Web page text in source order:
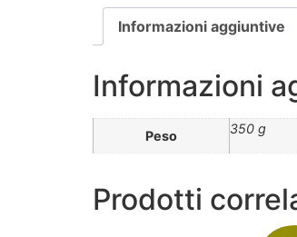
Informazioni aggiuntive
Informazioni
Peso 350 g
Prodotti